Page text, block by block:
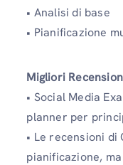
• Analisi di base
• Pianificazione
Migliori
• Social Media
planner per
• Le recensioni
pianificazione,